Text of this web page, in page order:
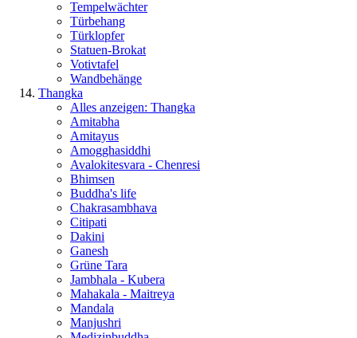
Tempelwächter
Türbehang
Türklopfer
Statuen-Brokat
Votivtafel
Wandbehänge
Thangka
Alles anzeigen: Thangka
Amitabha
Amitayus
Amogghasiddhi
Avalokitesvara - Chenresi
Bhimsen
Buddha's life
Chakrasambhava
Citipati
Dakini
Ganesh
Grüne Tara
Jambhala - Kubera
Mahakala - Maitreya
Mandala
Manjushri